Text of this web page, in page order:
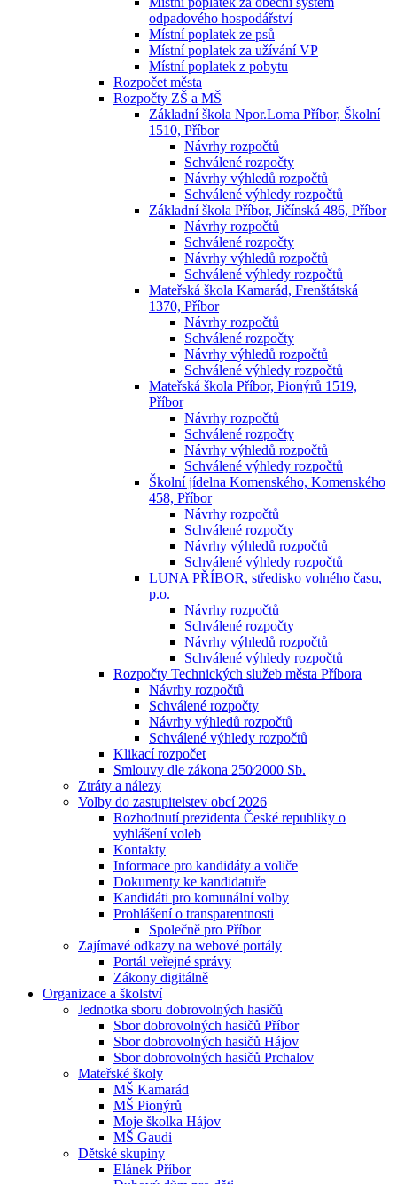
odpadového hospodářství
Místní poplatek ze psů
Místní poplatek za užívání VP
Místní poplatek z pobytu
Rozpočet města
Rozpočty ZŠ a MŠ
Základní škola Npor.Loma Příbor, Školní
1510, Příbor
Návrhy rozpočtů
Schválené rozpočty
Návrhy výhledů rozpočtů
Schválené výhledy rozpočtů
Základní škola Příbor, Jičínská 486, Příbor
Návrhy rozpočtů
Schválené rozpočty
Návrhy výhledů rozpočtů
Schválené výhledy rozpočtů
Mateřská škola Kamarád, Frenštátská
1370, Příbor
Návrhy rozpočtů
Schválené rozpočty
Návrhy výhledů rozpočtů
Schválené výhledy rozpočtů
Mateřská škola Příbor, Pionýrů 1519,
Příbor
Návrhy rozpočtů
Schválené rozpočty
Návrhy výhledů rozpočtů
Schválené výhledy rozpočtů
Školní jídelna Komenského, Komenského
458, Příbor
Návrhy rozpočtů
Schválené rozpočty
Návrhy výhledů rozpočtů
Schválené výhledy rozpočtů
LUNA PŘÍBOR, středisko volného času,
p.o.
Návrhy rozpočtů
Schválené rozpočty
Návrhy výhledů rozpočtů
Schválené výhledy rozpočtů
Rozpočty Technických služeb města Příbora
Návrhy rozpočtů
Schválené rozpočty
Návrhy výhledů rozpočtů
Schválené výhledy rozpočtů
Klikací rozpočet
Smlouvy dle zákona 250⁄2000 Sb.
Ztráty a nálezy
Volby do zastupitelstev obcí 2026
Rozhodnutí prezidenta České republiky o
vyhlášení voleb
Kontakty
Informace pro kandidáty a voliče
Dokumenty ke kandidatuře
Kandidáti pro komunální volby
Prohlášení o transparentnosti
Společně pro Příbor
Zajímavé odkazy na webové portály
Portál veřejné správy
Zákony digitálně
Organizace a školství
Jednotka sboru dobrovolných hasičů
Sbor dobrovolných hasičů Příbor
Sbor dobrovolných hasičů Hájov
Sbor dobrovolných hasičů Prchalov
Mateřské školy
MŠ Kamarád
MŠ Pionýrů
Moje školka Hájov
MŠ Gaudi
Dětské skupiny
Elánek Příbor